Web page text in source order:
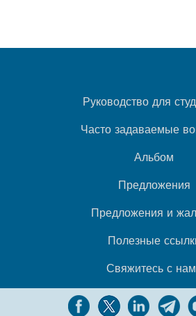
Руководство для
Часто задаваемые
Альбом
Предложения
Предложения и
Полезные
Свяжитесь с